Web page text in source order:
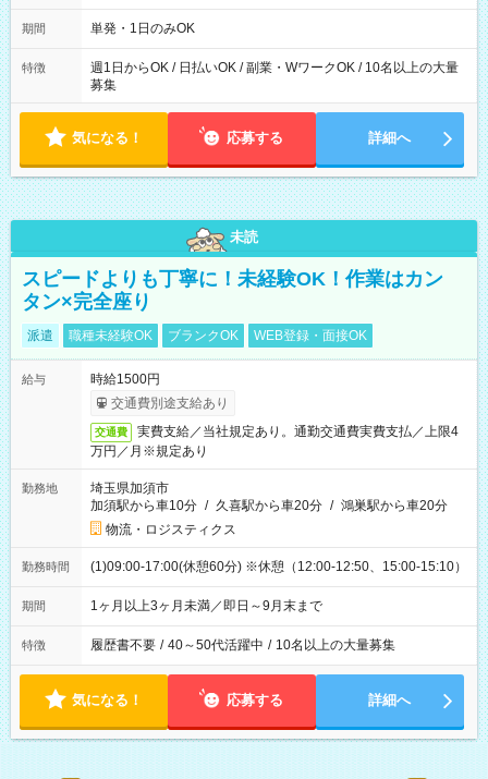
～21：00
期間 単発・1日のみOK
特徴
週1日からOK / 日払いOK / 副業・WワークOK / 10名以上の大量
募集
気になる！ 応募する 詳細へ
未読
スピードよりも丁寧に！未経験OK！作業はカン
タン×完全座り
派遣 職種未経験OK ブランクOK WEB登録・面接OK
給与
時給1500円
交通費別途支給あり
交通費
実費支給／当社規定あり。通勤交通費実費支払／上限4
万円／月※規定あり
勤務地
埼玉県加須市
加須駅から車10分 / 久喜駅から車20分 / 鴻巣駅から車20分
物流・ロジスティクス
勤務時間 (1)09:00-17:00(休憩60分) ※休憩（12:00-12:50、15:00-15:10）
期間 1ヶ月以上3ヶ月未満／即日～9月末まで
特徴 履歴書不要 / 40～50代活躍中 / 10名以上の大量募集
気になる！ 応募する 詳細へ